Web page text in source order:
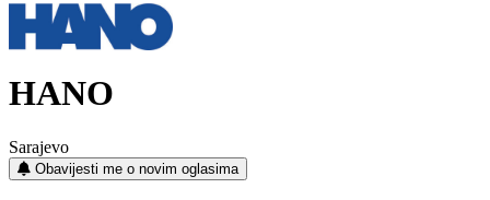
HANO
Sarajevo
Obavijesti me o novim oglasima